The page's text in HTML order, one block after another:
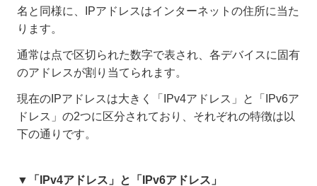
名と同様に、​IPアドレスはインターネットの住所に当た
ります。
通常は点で区切られた数字で表され、各デバイスに固有
のアドレスが割り当てられます。
現在のIPアドレスは大きく「IPv4アドレス」と「IPv6ア
ドレス」の2つに区分されており、それぞれの特徴は以
下の通りです。
▼「IPv4アドレス」と「IPv6アドレス」